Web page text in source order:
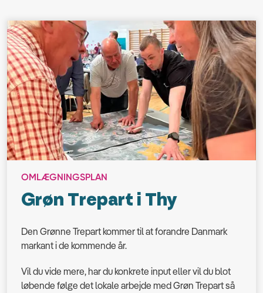
OMLÆGNINGSPLAN
Grøn Trepart i Thy
Den Grønne Trepart kommer til at forandre Danmark
markant i de kommende år.
Vil du vide mere, har du konkrete input eller vil du blot
løbende følge det lokale arbejde med Grøn Trepart så